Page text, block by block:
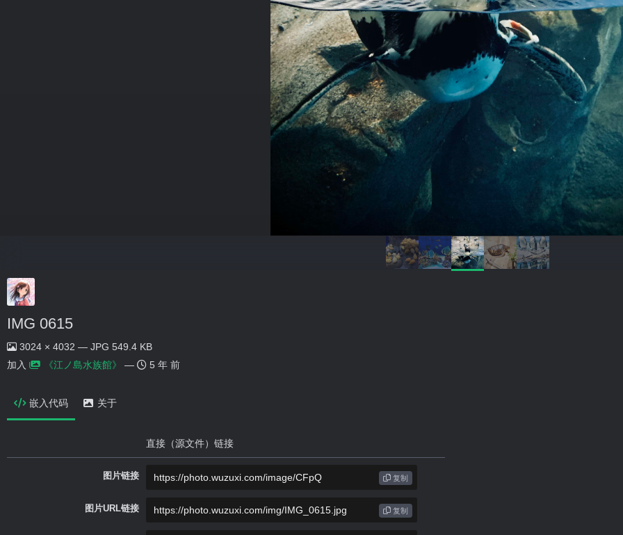
IMG 0615
3024 × 4032 — JPG 549.4 KB
加入
《江ノ島水族館》 — 5 年 前
嵌入代码 关于
直接（源文件）链接
图片链接 复制
图片URL链接 复制